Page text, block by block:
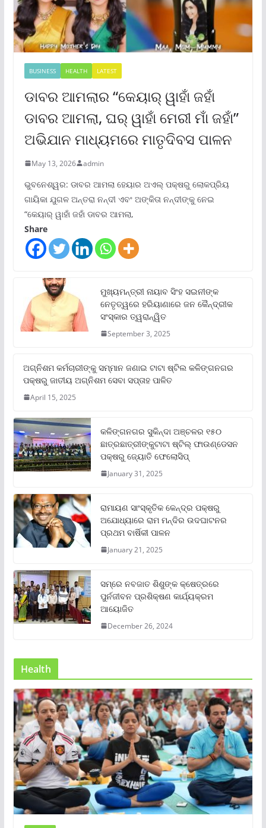
BUSINESS HEALTH LATEST
ଡାବର ଆମଲାର “କେୟାର୍ ୱାହାଁ ଜହାଁ
ଡାବର ଆମଲା, ଘର୍ ୱାହାଁ ମେରୀ ମାଁ ଜହାଁ”
ଅଭିଯାନ ମାଧ୍ୟମରେ ମାତୃଦିବସ ପାଳନ
May 13, 2026 admin
ଭୁବନେଶ୍ୱର: ଡାବର ଆମଲା ହେୟାର ଅଏଲ୍ ପକ୍ଷରୁ ଲୋକପ୍ରିୟ
ଗାୟିକା ଯୁଗଳ ଅନ୍ତରା ନନ୍ଦୀ ଏବଂ ଅଙ୍କିତା ନନ୍ଦୀଙ୍କୁ ନେଇ
“କେୟାର୍ ୱାହାଁ ଜହାଁ ଡାବର ଆମଲା,
Share
ମୁଖ୍ୟମନ୍ତ୍ରୀ ନାୟାବ ସିଂହ ସଇନୀଙ୍କ
ନେତୃତ୍ୱରେ ହରିୟାଣାରେ ଜନ କୈନ୍ଦ୍ରୀକ
ସଂସ୍କାର ତ୍ୱରାନ୍ୱିତ
September 3, 2025
ଅଗ୍ନିଶମ କର୍ମଚାରୀଙ୍କୁ ସମ୍ମାନ ଜଣାଇ ଟାଟା ଷ୍ଟିଲ କଳିଙ୍ଗନଗର
ପକ୍ଷରୁ ଜାତୀୟ ଅଗ୍ନିଶମ ସେବା ସପ୍ତାହ ପାଳିତ
April 15, 2025
କଳିଙ୍ଗନଗର ସୁକିନ୍ଦା ଅଞ୍ଚଳର ୧୫୦
ଛାତ୍ରଛାତ୍ରୀଙ୍କୁଟାଟା ଷ୍ଟିଲ୍ ଫାଉଣ୍ଡେସନ
ପକ୍ଷରୁ ଜ୍ୟୋତି ଫେଲୋସିପ୍‌
January 31, 2025
ରାମାୟଣ ସାଂସ୍କୃତିକ କେନ୍ଦ୍ର ପକ୍ଷରୁ
ଅଯୋଧ୍ୟାରେ ରାମ ମନ୍ଦିର ଉଦଘାଟନର
ପ୍ରଥମ ବାର୍ଷିକୀ ପାଳନ
January 21, 2025
ସମ୍‌ରେ ନବଜାତ ଶିଶୁଙ୍କ କ୍ଷେତ୍ରରେ
ପୁର୍ନଜୀବନ ପ୍ରଶିକ୍ଷଣ କାର୍ଯ୍ୟକ୍ରମ
ଆୟୋଜିତ
December 26, 2024
Health